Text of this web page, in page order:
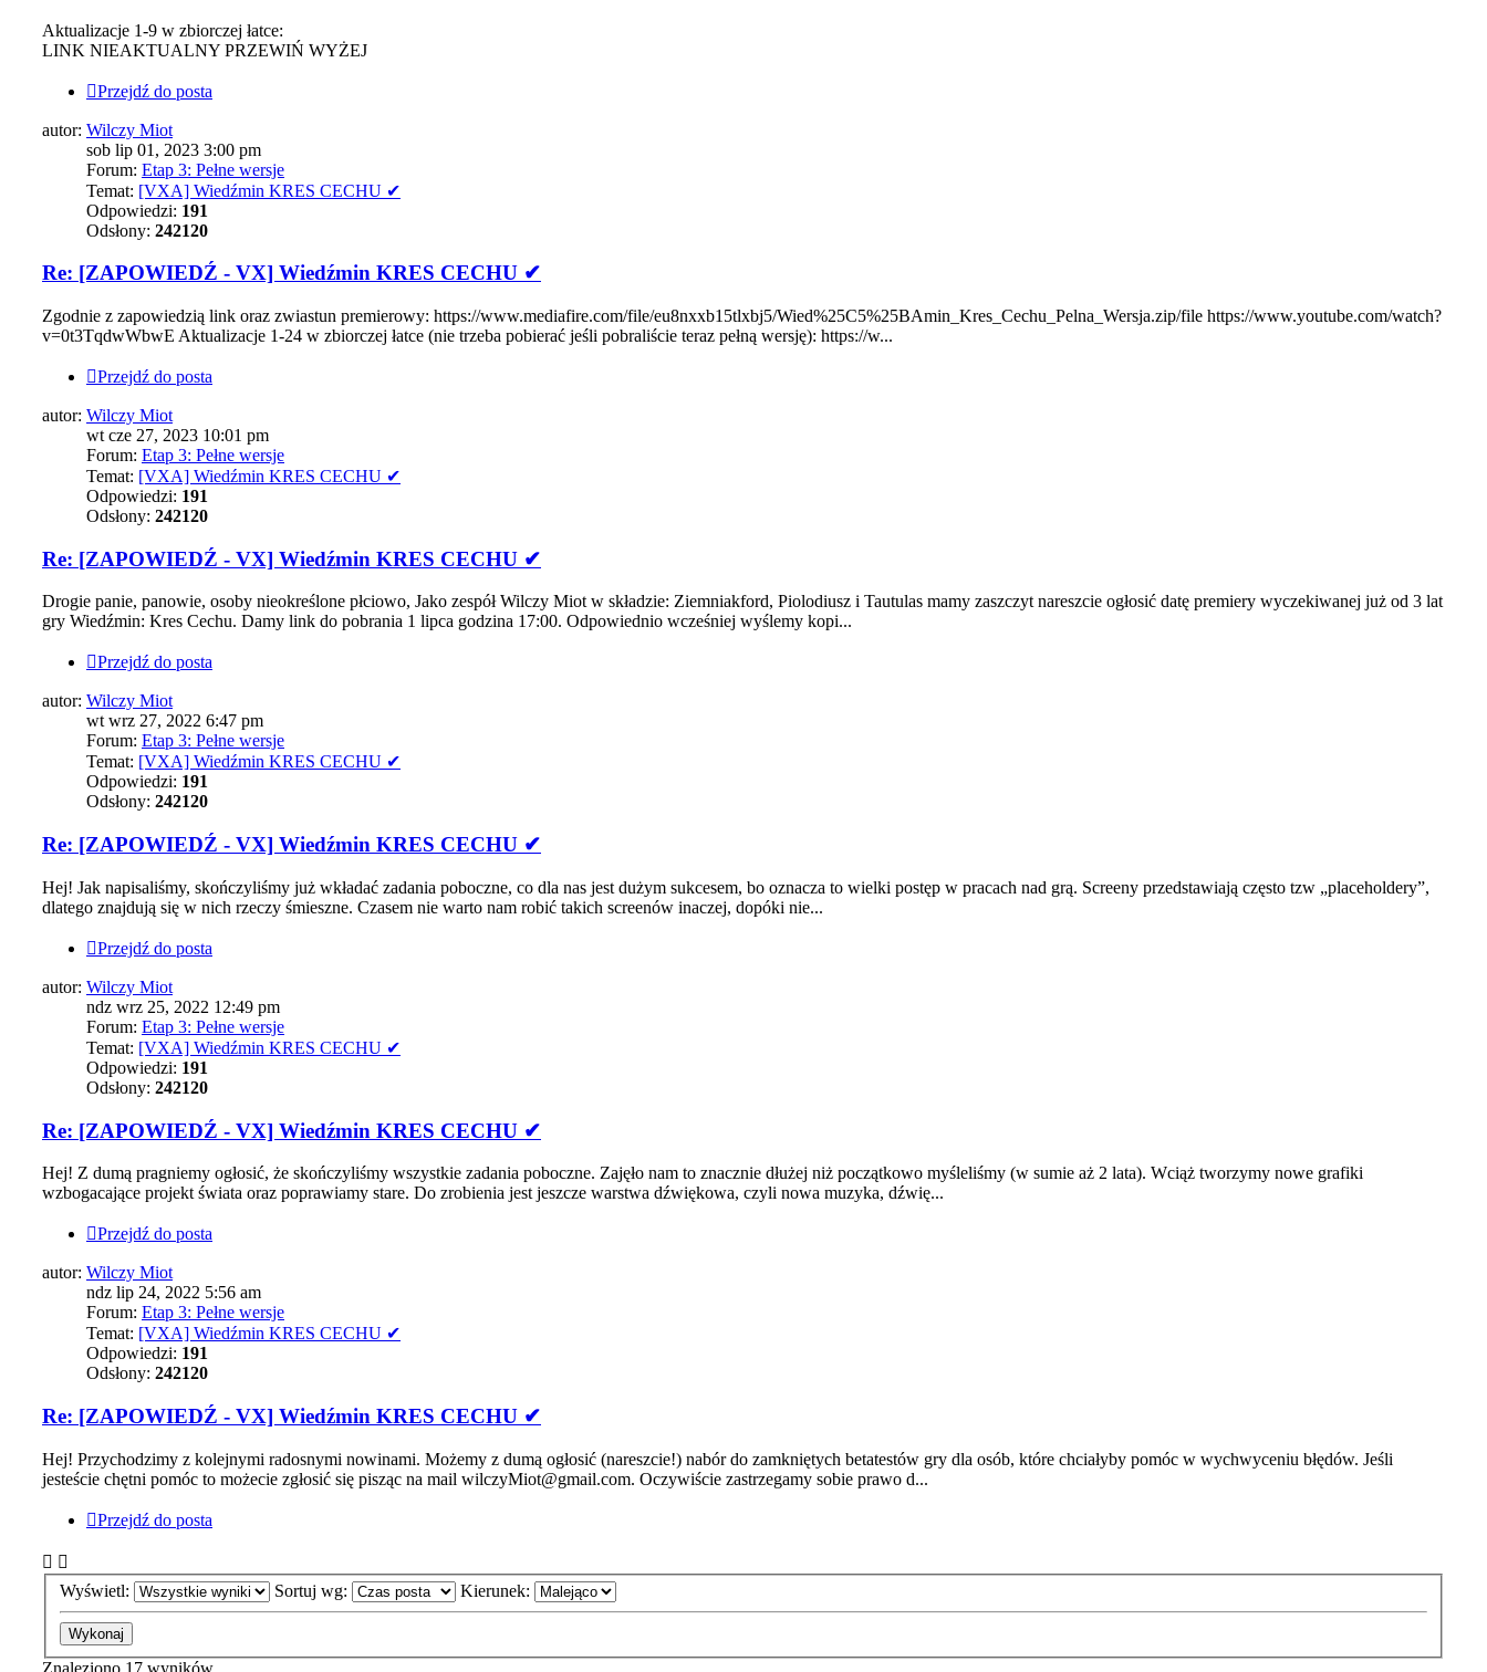
Aktualizacje 1-9 w zbiorczej łatce:
LINK NIEAKTUALNY PRZEWIŃ WYŻEJ
Przejdź do posta
autor: Wilczy Miot
sob lip 01, 2023 3:00 pm
Forum: Etap 3: Pełne wersje
Temat: [VXA] Wiedźmin KRES CECHU ✔
Odpowiedzi: 191
Odsłony: 242120
Re: [ZAPOWIEDŹ - VX] Wiedźmin KRES CECHU ✔
Zgodnie z zapowiedzią link oraz zwiastun premierowy: https://www.mediafire.com/file/eu8nxxb15tlxbj5/Wied%25C5%25BAmin_Kres_Cechu_Pelna_Wersja.zip/file https://www.youtube.com/watch?
v=0t3TqdwWbwE Aktualizacje 1-24 w zbiorczej łatce (nie trzeba pobierać jeśli pobraliście teraz pełną wersję): https://w...
Przejdź do posta
autor: Wilczy Miot
wt cze 27, 2023 10:01 pm
Forum: Etap 3: Pełne wersje
Temat: [VXA] Wiedźmin KRES CECHU ✔
Odpowiedzi: 191
Odsłony: 242120
Re: [ZAPOWIEDŹ - VX] Wiedźmin KRES CECHU ✔
Drogie panie, panowie, osoby nieokreślone płciowo, Jako zespół Wilczy Miot w składzie: Ziemniakford, Piolodiusz i Tautulas mamy zaszczyt nareszcie ogłosić datę premiery wyczekiwanej już od 3 lat
gry Wiedźmin: Kres Cechu. Damy link do pobrania 1 lipca godzina 17:00. Odpowiednio wcześniej wyślemy kopi...
Przejdź do posta
autor: Wilczy Miot
wt wrz 27, 2022 6:47 pm
Forum: Etap 3: Pełne wersje
Temat: [VXA] Wiedźmin KRES CECHU ✔
Odpowiedzi: 191
Odsłony: 242120
Re: [ZAPOWIEDŹ - VX] Wiedźmin KRES CECHU ✔
Hej! Jak napisaliśmy, skończyliśmy już wkładać zadania poboczne, co dla nas jest dużym sukcesem, bo oznacza to wielki postęp w pracach nad grą. Screeny przedstawiają często tzw „placeholdery”,
dlatego znajdują się w nich rzeczy śmieszne. Czasem nie warto nam robić takich screenów inaczej, dopóki nie...
Przejdź do posta
autor: Wilczy Miot
ndz wrz 25, 2022 12:49 pm
Forum: Etap 3: Pełne wersje
Temat: [VXA] Wiedźmin KRES CECHU ✔
Odpowiedzi: 191
Odsłony: 242120
Re: [ZAPOWIEDŹ - VX] Wiedźmin KRES CECHU ✔
Hej! Z dumą pragniemy ogłosić, że skończyliśmy wszystkie zadania poboczne. Zajęło nam to znacznie dłużej niż początkowo myśleliśmy (w sumie aż 2 lata). Wciąż tworzymy nowe grafiki
wzbogacające projekt świata oraz poprawiamy stare. Do zrobienia jest jeszcze warstwa dźwiękowa, czyli nowa muzyka, dźwię...
Przejdź do posta
autor: Wilczy Miot
ndz lip 24, 2022 5:56 am
Forum: Etap 3: Pełne wersje
Temat: [VXA] Wiedźmin KRES CECHU ✔
Odpowiedzi: 191
Odsłony: 242120
Re: [ZAPOWIEDŹ - VX] Wiedźmin KRES CECHU ✔
Hej! Przychodzimy z kolejnymi radosnymi nowinami. Możemy z dumą ogłosić (nareszcie!) nabór do zamkniętych betatestów gry dla osób, które chciałyby pomóc w wychwyceniu błędów. Jeśli
jesteście chętni pomóc to możecie zgłosić się pisząc na mail wilczyMiot@gmail.com. Oczywiście zastrzegamy sobie prawo d...
Przejdź do posta
Wyświetl: Sortuj wg: Kierunek: